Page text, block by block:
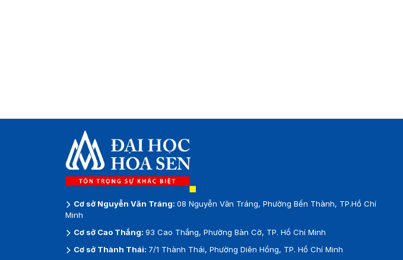
Cơ sở Nguyễn Văn Tráng: 08 Nguyễn Văn Tráng, Phường Bến Thành, TP.Hồ Chí
Minh
Cơ sở Cao Thắng: 93 Cao Thắng, Phường Bàn Cờ, TP. Hồ Chí Minh
Cơ sở Thành Thái: 7/1 Thành Thái, Phường Diên Hồng, TP. Hồ Chí Minh